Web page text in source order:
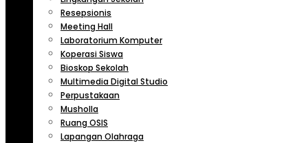
Resepsionis
Meeting Hall
Laboratorium Komputer
Koperasi Siswa
Bioskop Sekolah
Multimedia Digital Studio
Perpustakaan
Musholla
Ruang OSIS
Lapangan Olahraga